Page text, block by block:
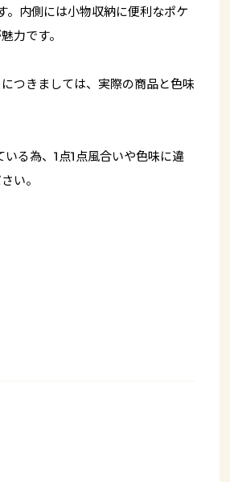
内側には小物収納に便利なポケ
力です。
つきましては、実際の商品と色味
る為、1点1点風合いや色味に違
い。